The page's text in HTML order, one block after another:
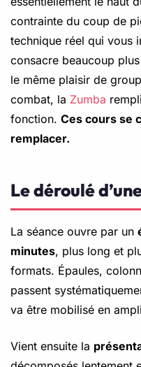
contrainte du coup de
technique réel qui vous
consacre beaucoup
le même plaisir de
combat, la Zumba
fonction. Ces cours se
remplacer.
Le déroulé
La séance ouvre par un
minutes, plus long et
formats. Épaules,
passent
va être mobilisé en
Vient ensuite la